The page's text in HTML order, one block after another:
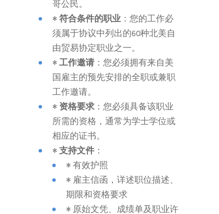
哥公民。
•符合条件的职业 ：您的工作必
须属于协议中列出的60种北美自
由贸易协定职业之一。
•工作邀请 ：您必须拥有来自美
国雇主的预先安排的全职或兼职
工作邀请。
•资格要求 ：您必须具备该职业
所需的资格，通常为学士学位或
相应的证书。
•支持文件 ：
• 有效护照
• 雇主信函，详述职位描述、
期限和资格要求
• 原始文凭、成绩单及职业许